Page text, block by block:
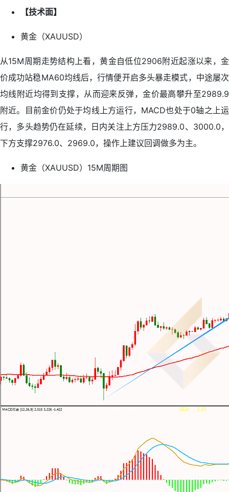
【技术面】
黄金（XAUUSD）
从15M周期走势结构上看，黄金自低位2906附近起涨以来，金
价成功站稳MA60均线后，行情便开启多头暴走模式，中途屡次
均线附近均得到支撑，从而迎来反弹，金价最高攀升至2989.9
附近。目前金价仍处于均线上方运行，MACD也处于0轴之上运
行，多头趋势仍在延续，日内关注上方压力2989.0、3000.0，
下方支撑2976.0、2969.0，操作上建议回调做多为主。
黄金（XAUUSD）15M周期图